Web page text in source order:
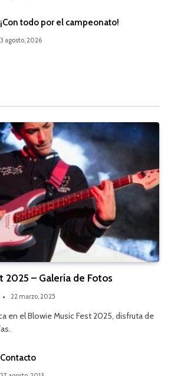
¡Con todo por el campeonato!
3 agosto, 2026
2025 – Galería de Fotos
22 marzo, 2025
en el Blowie Music Fest 2025, disfruta de
Contacto